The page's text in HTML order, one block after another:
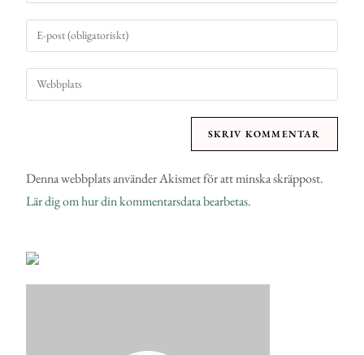
Denna webbplats använder Akismet för att minska skräppost.
Lär dig om hur din kommentarsdata bearbetas.